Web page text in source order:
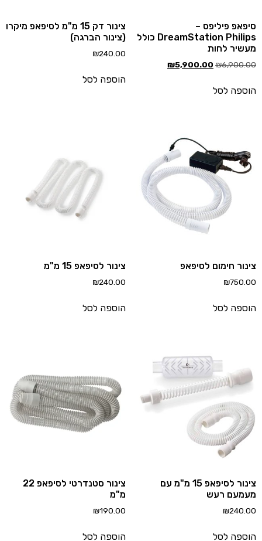
פיליפס –
DreamStation Philips כולל
לחות
₪
₪5,900.00
לסל
צינור דק 15 מ"מ לסיפאפ מיקרו
(צינור הברגה)
₪240.00
הוספה לסל
חימום לסיפאפ
₪
לסל
צינור לסיפאפ 15 מ"מ
₪240.00
הוספה לסל
צינור לסיפאפ 15 מ"מ עם
רעש
₪
לסל
צינור סטנדרטי לסיפאפ 22
מ"מ
₪190.00
הוספה לסל